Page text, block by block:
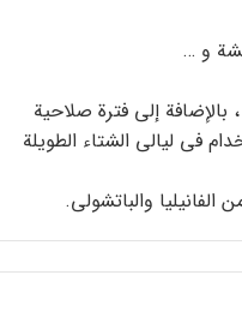
و …
إلى فترة صلاحية
في ليالي الشتاء الطويلة
والباتشولي.